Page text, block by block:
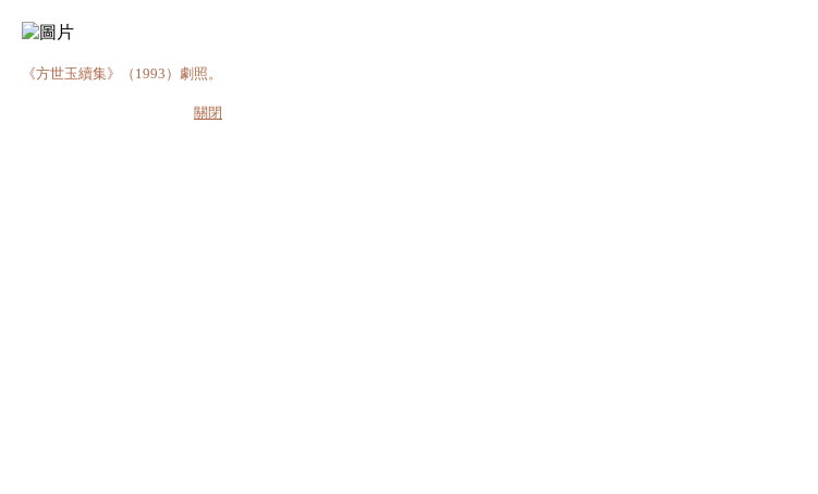
《方世玉續集》（1993）劇照。
關閉